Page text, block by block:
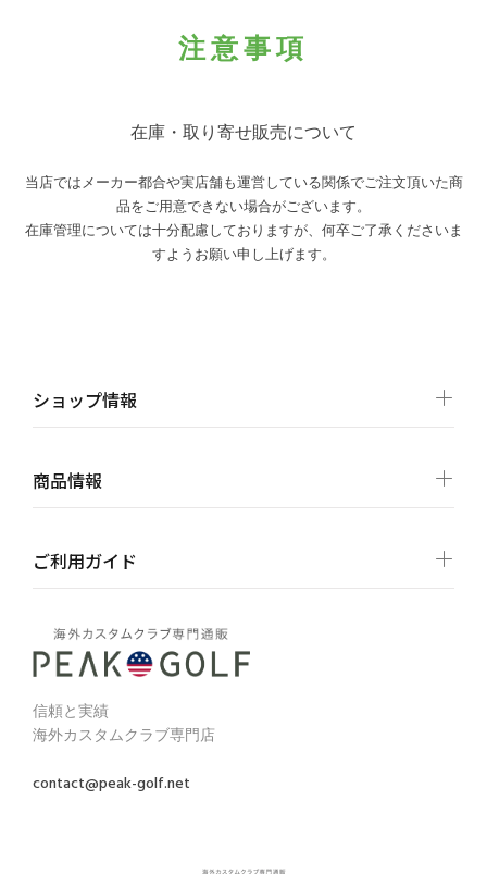
注意事項
在庫・取り寄せ販売について
当店ではメーカー都合や実店舗も運営している関係でご注文頂いた商
品をご用意できない場合がございます。
在庫管理については十分配慮しておりますが、何卒ご了承くださいま
すようお願い申し上げます。
ショップ情報
商品情報
ご利用ガイド
信頼と実績
海外カスタムクラブ専門店
contact@peak-golf.net